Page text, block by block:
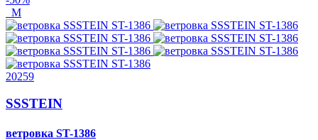
M
20259
SSSTEIN
ветровка ST-1386